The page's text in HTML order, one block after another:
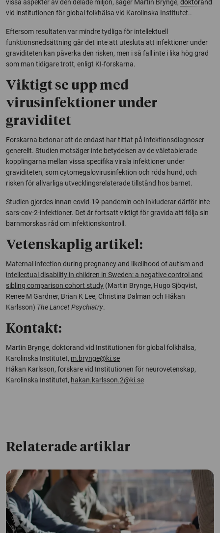
vissa aspekter av den delade miljön, säger Martin Brynge, doktorand
vid institutionen för global folkhälsa vid Karolinska Institutet..
Eftersom resultaten var mindre tydliga för intellektuell
funktionsnedsättning går det inte att utesluta att infektioner under
graviditeten kan påverka den risken, men i så fall inte i lika hög grad
som man tidigare trott, enligt KI-forskarna.
Viktigt se upp med
virusinfektioner under
graviditet
Forskarna betonar att de endast har tittat på infektionsdiagnoser
generellt. Studien motsäger inte betydelsen av de väletablerade
kopplingarna mellan vissa specifika virala infektioner under
graviditeten, som cytomegalovirusinfektion och röda hund, och
risken för allvarliga utvecklingsrelaterade tillstånd hos barnet.
Studien gjordes innan covid-19-pandemin och inkluderar därför inte
sars-cov-2-infektioner. Det är fortsatt viktigt för gravida att följa sin
barnmorskas råd om infektionskontroll.
Vetenskaplig artikel:
Maternal infection during pregnancy and likelihood of autism and
intellectual disability in children in Sweden: a negative control and
sibling comparison cohort study (Martin Brynge, Hugo Sjöqvist,
Renee M Gardner, Brian K Lee, Christina Dalman och Håkan
Karlsson) The Lancet Psychiatry.
Kontakt:
Martin Brynge, doktorand vid Institutionen för global folkhälsa,
Karolinska Institutet, m.brynge@ki.se
Håkan Karlsson, forskare vid Institutionen för neurovetenskap,
Karolinska Institutet, hakan.karlsson.2@ki.se
Relaterade artiklar